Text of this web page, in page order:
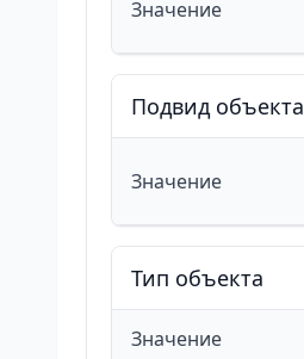
Значение
Подвид объекта
Значение
Тип объекта
Значение